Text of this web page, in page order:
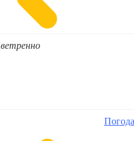
ветренно